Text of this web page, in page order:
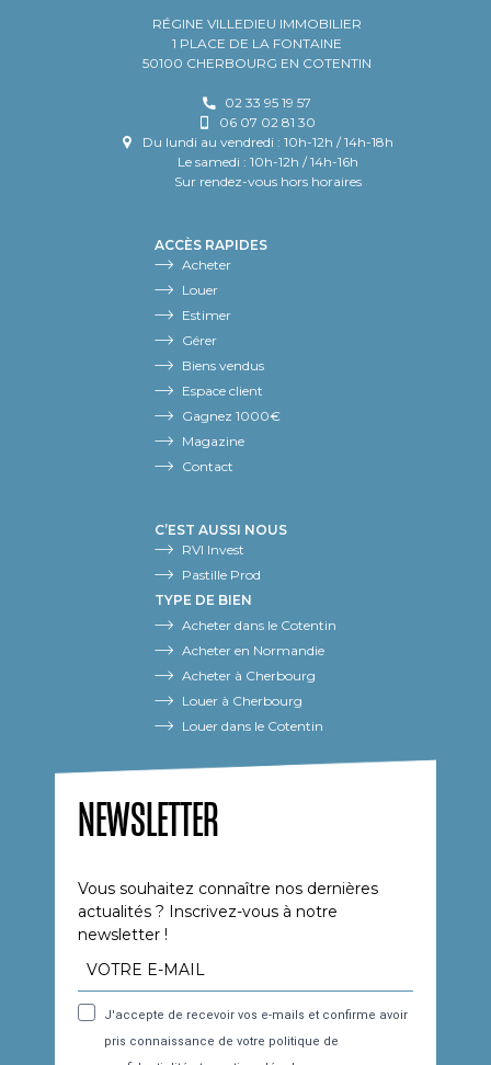
RÉGINE VILLEDIEU IMMOBILIER
1 PLACE DE LA FONTAINE
50100 CHERBOURG EN COTENTIN
02 33 95 19 57
06 07 02 81 30
Du lundi au vendredi : 10h-12h / 14h-18h
Le samedi : 10h-12h / 14h-16h
Sur rendez-vous hors horaires
ACCÈS RAPIDES
Acheter
Louer
Estimer
Gérer
Biens vendus
Espace client
Gagnez 1000€
Magazine
Contact
C’EST AUSSI NOUS
RVI Invest
Pastille Prod
TYPE DE BIEN
Acheter dans le Cotentin
Acheter en Normandie
Acheter à Cherbourg
Louer à Cherbourg
Louer dans le Cotentin
NEWSLETTER
Vous souhaitez connaître nos dernières
actualités ? Inscrivez-vous à notre
newsletter !
J'accepte de recevoir vos e-mails et confirme avoir
pris connaissance de votre politique de